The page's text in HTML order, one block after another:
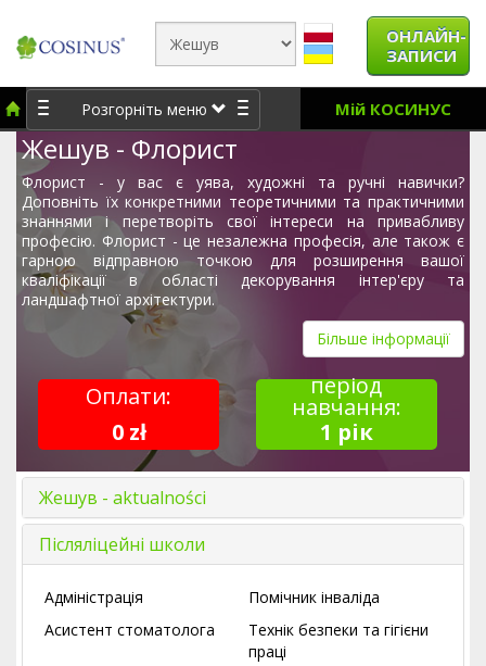
ОНЛАЙН-
ЗАПИСИ
Розгорніть меню Мій КОСИНУС
Жешув - Флорист
Флорист - у вас є уява, художні та ручні навички?
Доповніть їх конкретними теоретичними та практичними
знаннями і перетворіть свої інтереси на привабливу
професію. Флорист - це незалежна професія, але також є
гарною відправною точкою для розширення вашої
кваліфікації в області декорування інтер'єру та
ландшафтної архітектури.
Більше інформації
Оплати:
0 zł
період
навчання:
1 рік
Жешув - aktualności
Післяліцейні школи
Адміністрація
Помічник інваліда
Асистент стоматолога
Технік безпеки та гігієни
праці